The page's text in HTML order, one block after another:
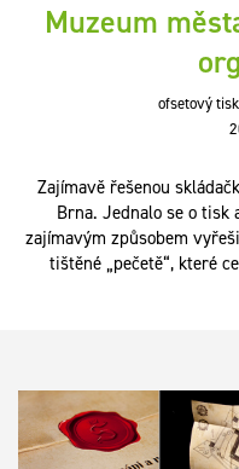
Muzeum
ofsetový
Zajímavě řešenou
Brna. Jednalo se o tisk
zajímavým způsobem
tištěné „pečetě“, které